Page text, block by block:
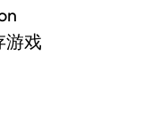
游戏